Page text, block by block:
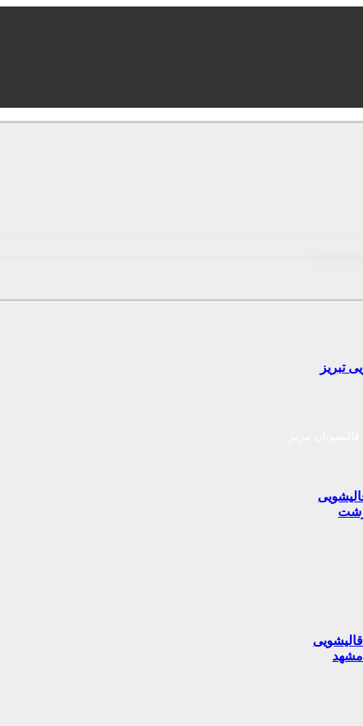
تبریز
قالیشویی
مشهد